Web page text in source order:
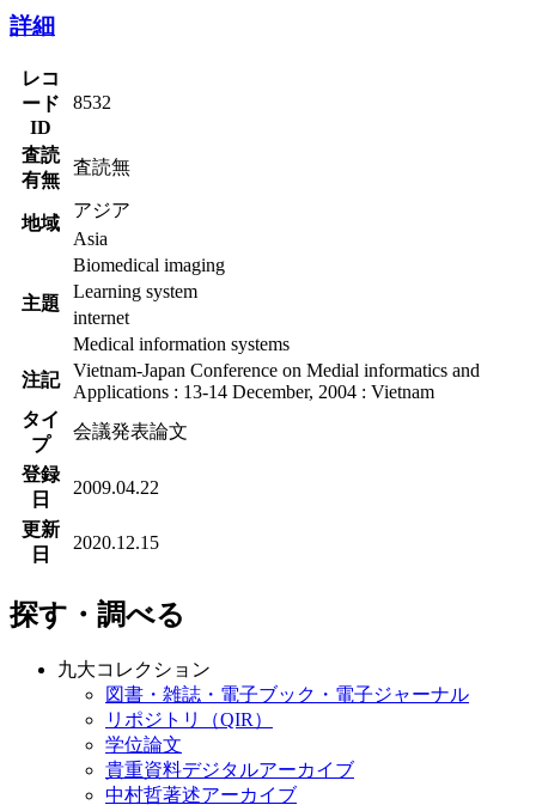
詳細
レコ
ード
ID
8532
査読
有無
査読無
地域
アジア
Asia
主題
Biomedical imaging
Learning system
internet
Medical information systems
注記
Vietnam-Japan Conference on Medial informatics and
Applications : 13-14 December, 2004 : Vietnam
タイ
プ
会議発表論文
登録
日
2009.04.22
更新
日
2020.12.15
探す・調べる
九大コレクション
図書・雑誌・電子ブック・電子ジャーナル
リポジトリ（QIR）
学位論文
貴重資料デジタルアーカイブ
中村哲著述アーカイブ